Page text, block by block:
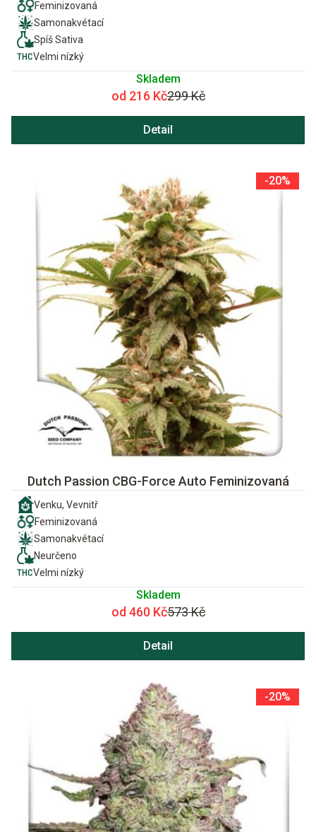
Feminizovaná
Samonakvétací
Spíš Sativa
Velmi nízký
Skladem
od 216 Kč299 Kč
Detail
-20%
Dutch Passion CBG-Force Auto Feminizovaná
Venku, Vevnitř
Feminizovaná
Samonakvétací
Neurčeno
Velmi nízký
Skladem
od 460 Kč573 Kč
Detail
-20%